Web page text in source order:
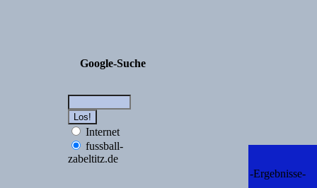
Google-Suche
Internet
fussball-
zabeltitz.de
-Ergebnisse-